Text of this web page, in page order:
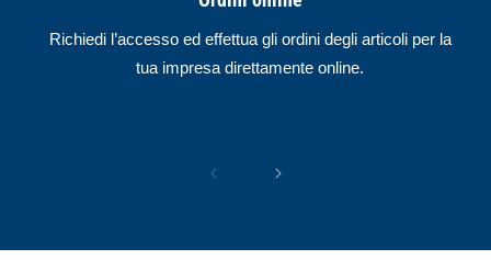
Richiedi l’accesso ed effettua gli ordini degli articoli per la
tua impresa direttamente online.